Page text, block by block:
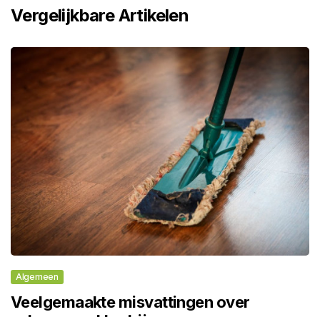
Vergelijkbare Artikelen
Algemeen
Veelgemaakte misvattingen over